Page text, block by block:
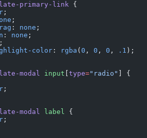
primary-link
{
;
;
: none ;
: none ;
;
color
: rgba ( 0 , 0 , 0 , .1 );
modal
input type="radio"
] {
;
modal
label {
;